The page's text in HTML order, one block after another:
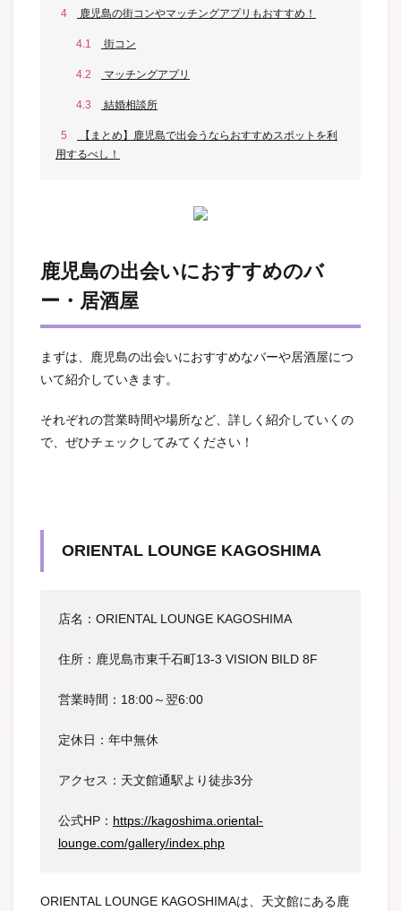
4 鹿児島の街コンやマッチングアプリもおすすめ！
4.1 街コン
4.2 マッチングアプリ
4.3 結婚相談所
5
【まとめ】鹿児島で出会うならおすすめスポットを利
用するべし！
鹿児島の出会いにおすすめのバ
ー・居酒屋
まずは、鹿児島の出会いにおすすめなバーや居酒屋につ
いて紹介していきます。
それぞれの営業時間や場所など、詳しく紹介していくの
で、ぜひチェックしてみてください！
ORIENTAL LOUNGE KAGOSHIMA
店名：ORIENTAL LOUNGE KAGOSHIMA
住所：鹿児島市東千石町13-3 VISION BILD 8F
営業時間：18:00～翌6:00
定休日：年中無休
アクセス：天文館通駅より徒歩3分
公式HP： https://kagoshima.oriental-
lounge.com/gallery/index.php
ORIENTAL LOUNGE KAGOSHIMAは、天文館にある鹿